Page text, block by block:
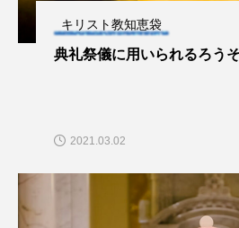
キリスト教知恵袋
典礼祭儀に用いられるろう
2021.03.02